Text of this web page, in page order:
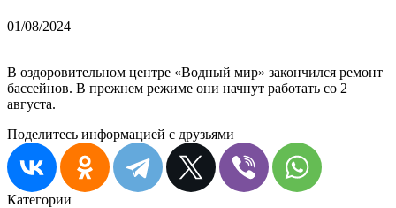
01/08/2024
В оздоровительном центре «Водный мир» закончился ремонт
бассейнов. В прежнем режиме они начнут работать со 2
августа.
Поделитесь информацией с друзьями
Категории